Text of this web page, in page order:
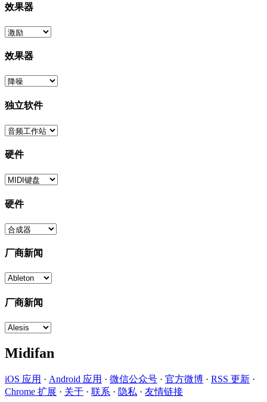
效果器
效果器
独立软件
硬件
硬件
厂商新闻
厂商新闻
Midifan
iOS 应用 · Android 应用 · 微信公众号 · 官方微博 · RSS 更新 ·
Chrome 扩展 · 关于 · 联系 · 隐私 · 友情链接